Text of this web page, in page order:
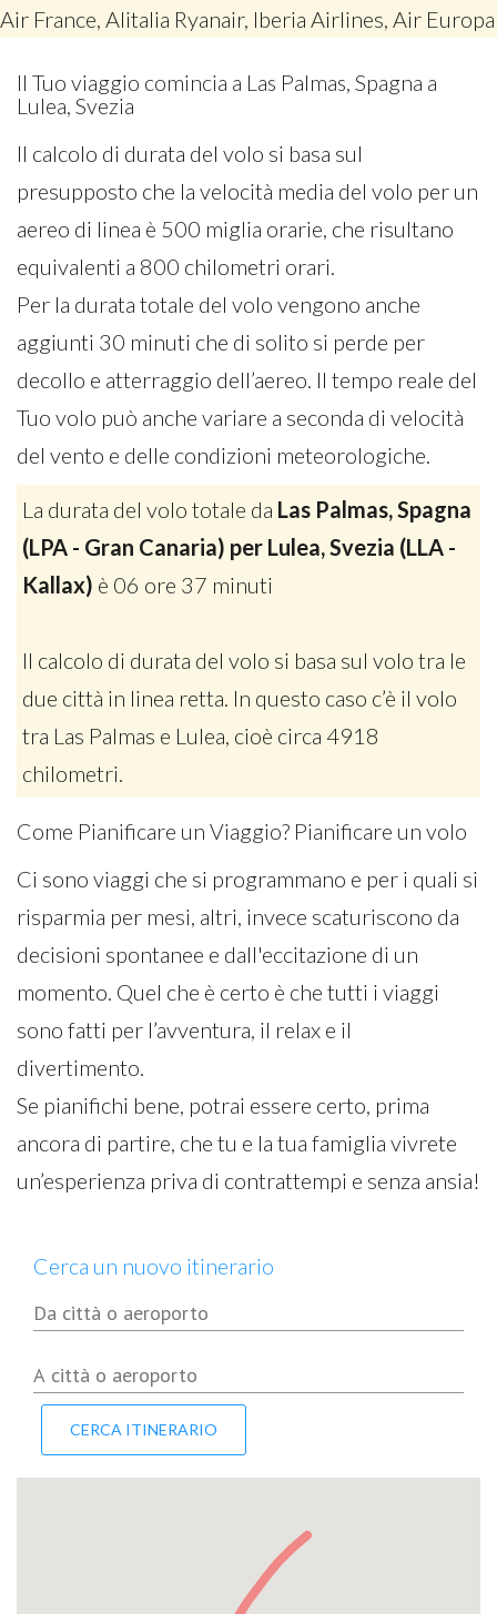
Air France, Alitalia Ryanair, Iberia Airlines, Air Europa
Il Tuo viaggio comincia a Las Palmas, Spagna a
Lulea, Svezia
Il calcolo di durata del volo si basa sul
presupposto che la velocità media del volo per un
aereo di linea è 500 miglia orarie, che risultano
equivalenti a 800 chilometri orari.
Per la durata totale del volo vengono anche
aggiunti 30 minuti che di solito si perde per
decollo e atterraggio dell’aereo. Il tempo reale del
Tuo volo può anche variare a seconda di velocità
del vento e delle condizioni meteorologiche.
La durata del volo totale da Las Palmas, Spagna
(LPA - Gran Canaria) per Lulea, Svezia (LLA -
Kallax) è 06 ore 37 minuti
Il calcolo di durata del volo si basa sul volo tra le
due città in linea retta. In questo caso c’è il volo
tra Las Palmas e Lulea, cioè circa 4918
chilometri.
Come Pianificare un Viaggio? Pianificare un volo
Ci sono viaggi che si programmano e per i quali si
risparmia per mesi, altri, invece scaturiscono da
decisioni spontanee e dall'eccitazione di un
momento. Quel che è certo è che tutti i viaggi
sono fatti per l’avventura, il relax e il
divertimento.
Se pianifichi bene, potrai essere certo, prima
ancora di partire, che tu e la tua famiglia vivrete
un’esperienza priva di contrattempi e senza ansia!
Cerca un nuovo itinerario